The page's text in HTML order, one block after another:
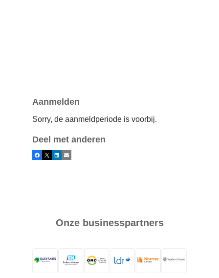
Aanmelden
Sorry, de aanmeldperiode is voorbij.
Deel met anderen
Facebook
X LinkedInE-mail
Onze businesspartners